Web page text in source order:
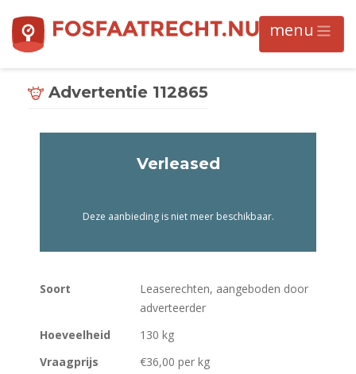
Advertentie 112865
Soort
Leaserechten, aangeboden door
adverteerder
Hoeveelheid
130 kg
Vraagprijs
€36,00 per kg
Verleased
Deze aanbieding is niet meer beschikbaar.